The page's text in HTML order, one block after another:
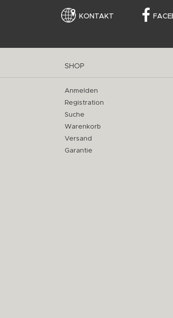
KONTAKT
SHOP
Anmelden
Registration
Suche
Warenkorb
Versand
Garantie